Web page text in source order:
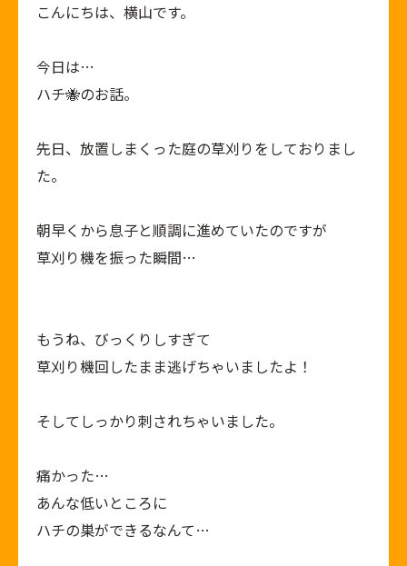
こんにちは、横山です。
今日は…
ハチ🐝のお話。
先日、放置しまくった庭の草刈りをしておりまし
た。
朝早くから息子と順調に進めていたのですが
草刈り機を振った瞬間…
もうね、びっくりしすぎて
草刈り機回したまま逃げちゃいましたよ！
そしてしっかり刺されちゃいました。
痛かった…
あんな低いところに
ハチの巣ができるなんて…